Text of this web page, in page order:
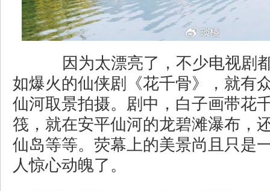
因为太漂亮了，不少电视剧
如爆火的仙侠剧《花千骨》，就有
仙河取景拍摄。剧中，白子画带花
筏，就在安平仙河的龙碧滩瀑布，
仙岛等等。荧幕上的美景尚且只是
人惊心动魄了。